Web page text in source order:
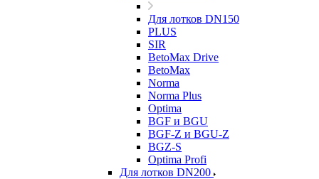
Для лотков DN150
PLUS
SIR
BetoMax Drive
BetoMax
Norma
Norma Plus
Optima
BGF и BGU
BGF-Z и BGU-Z
BGZ-S
Optima Profi
Для лотков DN200